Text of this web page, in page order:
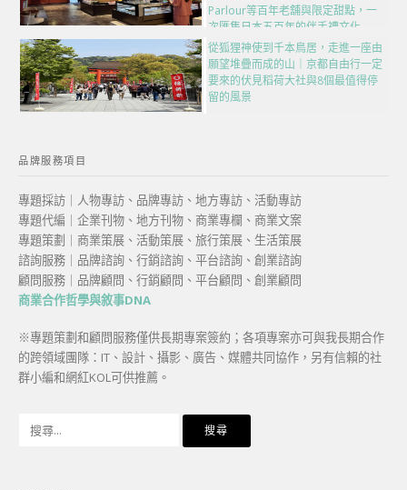
Parlour等百年老舖與限定甜點，一
次匯集日本五百年的伴手禮文化
從狐狸神使到千本鳥居，走進一座由
願望堆疊而成的山｜京都自由行一定
要來的伏見稻荷大社與8個最值得停
留的風景
品牌服務項目
專題採訪｜人物專訪、品牌專訪、地方專訪、活動專訪
專題代編｜企業刊物、地方刊物、商業專欄、商業文案
專題策劃｜商業策展、活動策展、旅行策展、生活策展
諮詢服務｜品牌諮詢、行銷諮詢、平台諮詢、創業諮詢
顧問服務｜品牌顧問、行銷顧問、平台顧問、創業顧問
商業合作哲學與敘事DNA
※專題策劃和顧問服務僅供長期專案簽約；各項專案亦可與我長期合作
的跨領域團隊：IT、設計、攝影、廣告、媒體共同協作，另有信賴的社
群小編和網紅KOL可供推薦。